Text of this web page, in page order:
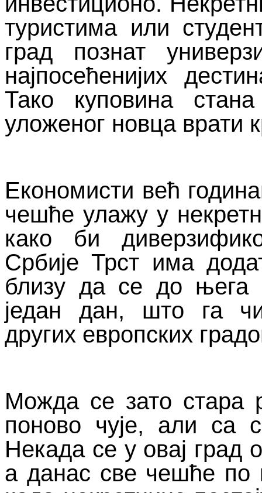
туристима или
град познат
најпосећенијих
Тако куповина
уложеног новца врати
Економисти већ
чешће улажу у
како би
Србије Трст има
близу да се до њега
један дан, што га
других европских
Можда се зато стара
поново чује, али са
Некада се у овај
а данас све чешће по